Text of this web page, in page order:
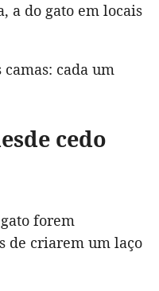
a do gato em locais
cada um
cedo
forem
de criarem um laço